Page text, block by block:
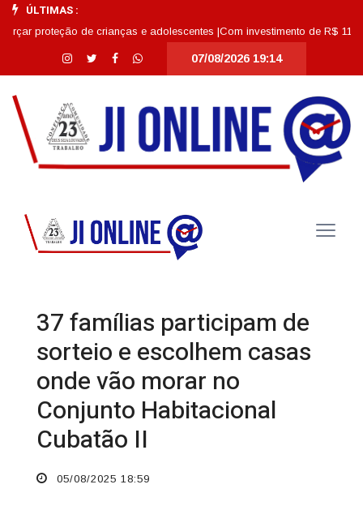
ÚLTIMAS :
de crianças e adolescentes |Com investimento de R$ 11,7
07/08/2026 19:14
37 famílias participam de
sorteio e escolhem casas
onde vão morar no
Conjunto Habitacional
Cubatão II
05/08/2025 18:59